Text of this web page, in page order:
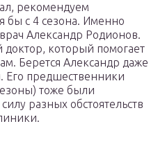
рекомендуем
бы с 4 сезона. Именно
Александр Родионов.
который помогает
Берется Александр даже
Его предшественники
тоже были
разных обстоятельств